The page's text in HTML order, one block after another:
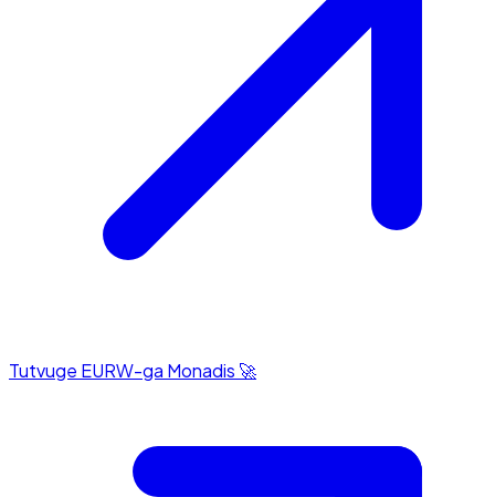
Tutvuge EURW-ga Monadis 🚀